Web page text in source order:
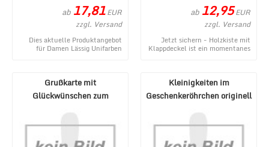
ab 17,81EUR
zzgl. Versand
Dies aktuelle Produktangebot
für Damen Lässig Unifarben
ab 12,95EUR
zzgl. Versand
Jetzt sichern - Holzkiste mit
Klappdeckel ist ein momentanes
Grußkarte mit
Glückwünschen zum
verschiedene ...
Kleinigkeiten im
Geschenkeröhrchen originell